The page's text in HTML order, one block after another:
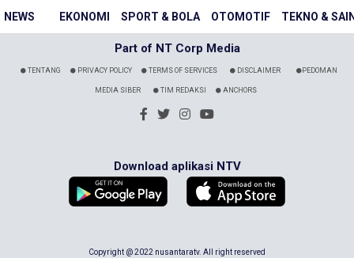
NEWS EKONOMI SPORT & BOLA OTOMOTIF TEKNO &
Part of NT Corp Media
TENTANG PRIVACY POLICY TERMS OF SERVICES DISCLAIMER PEDOMAN
MEDIA SIBER TIM REDAKSI ANCHORS
Download aplikasi NTV
Copyright @ 2022 nusantaratv. All right reserved